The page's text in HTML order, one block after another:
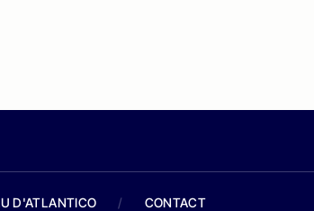
D'ATLANTICO / CONTACT